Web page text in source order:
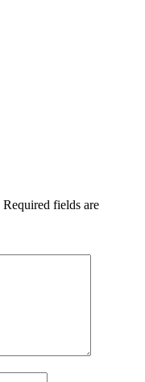
Required fields are